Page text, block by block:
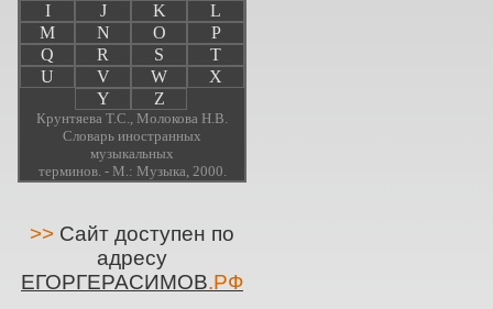
I
J K
L
M
N O
P
Q
R S
T
U
V W
X
Y
Z
Крунтяева Т.С., Молокова Н.В.
Словарь иностранных
музыкальных
терминов. - М.: Музыка, 2000.
>> Сайт доступен по
адресу
ЕГОРГЕРАСИМОВ.РФ